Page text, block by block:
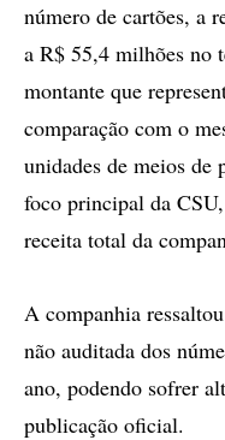
número de cartões, a
a R$ 55,4 milhões no
montante que
comparação com o
unidades de meios de
foco principal da
receita total da
A companhia
não auditada dos
ano, podendo sofrer
publicação oficial.